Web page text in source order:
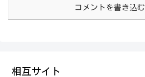
コメントを書き込む
相互サイト